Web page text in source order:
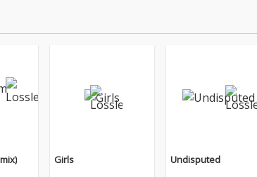
Girls Undisputed